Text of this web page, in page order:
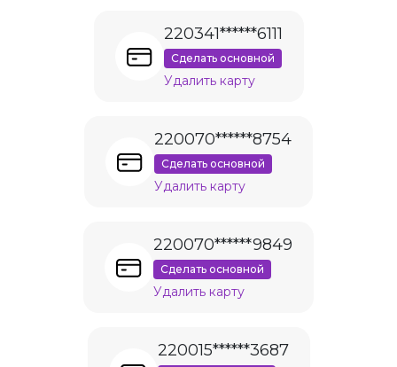
220341******6111
Сделать основной
Удалить карту
220070******8754
Сделать основной
Удалить карту
220070******9849
Сделать основной
Удалить карту
220015******3687